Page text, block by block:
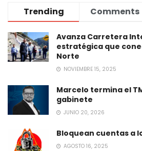
Trending Comments
Avanza Carretera
estratégica que
Norte
NOVIEMBRE 15, 2025
Marcelo termina el
gabinete
JUNIO 20, 2026
Bloquean cuentas a
AGOSTO 16, 2025